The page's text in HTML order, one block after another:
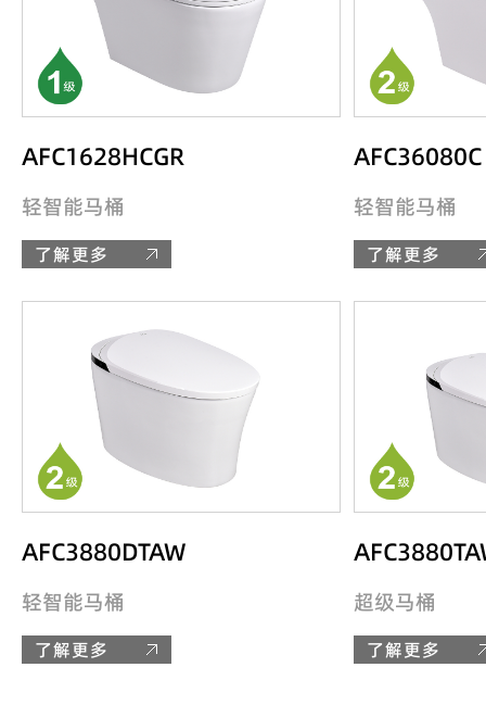
AFC1628HCGR
轻智能马桶
了解更多
AFC36080C
轻智能马桶
了解更多
AFC3880DTAW
轻智能马桶
了解更多
超级马桶
了解更多